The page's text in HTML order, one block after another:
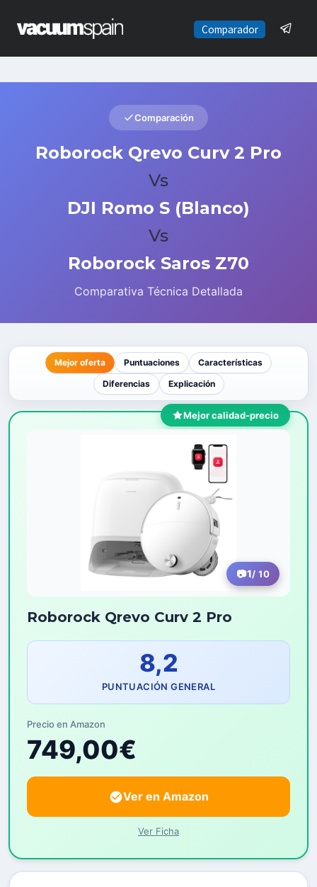
contenido
Comparador
Comparación
Roborock Qrevo Curv 2 Pro
Vs
DJI Romo S (Blanco)
Vs
Roborock Saros Z70
Comparativa Técnica Detallada
Mejor oferta Puntuaciones
Características
Diferencias
Explicación
Mejor calidad-precio
1/ 10
Roborock Qrevo Curv 2 Pro
8,2
PUNTUACIÓN GENERAL
Precio en Amazon
749,00€
Ver en Amazon
Ver Ficha